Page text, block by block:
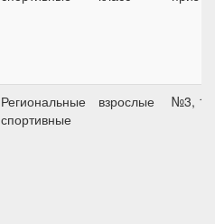
Региональные
спортивные
взрослые №3,